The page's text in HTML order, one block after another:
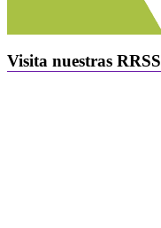
Visita nuestras RRSS